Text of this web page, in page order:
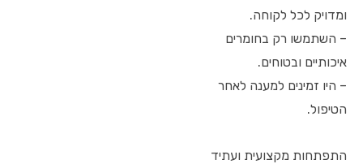
ומדויק לכל לקוחה.
– השתמשו רק בחומרים
איכותיים ובטוחים.
– היו זמינים למענה לאחר
הטיפול.
התפתחות מקצועית ועתיד